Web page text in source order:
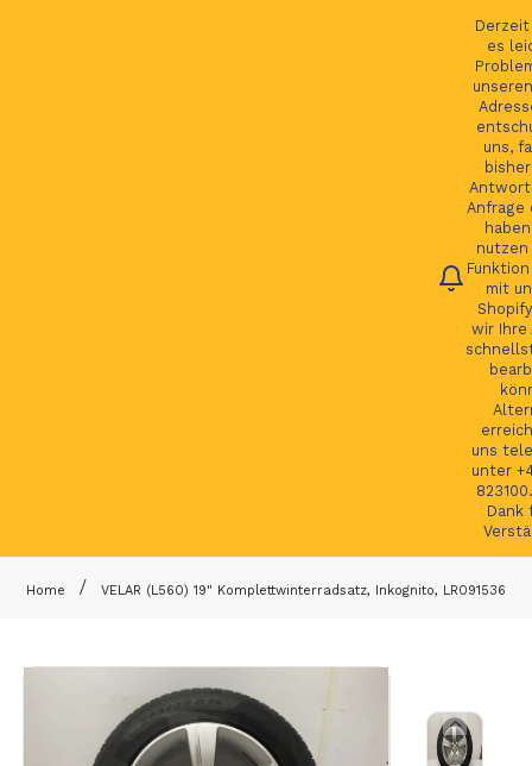
es
uns,
Antwort
Anfrage
nutzen
mit
wir Ihre
uns
unter
Dank
Home VELAR (L560) 19" Komplettwinterradsatz, Inkognito, LR091536